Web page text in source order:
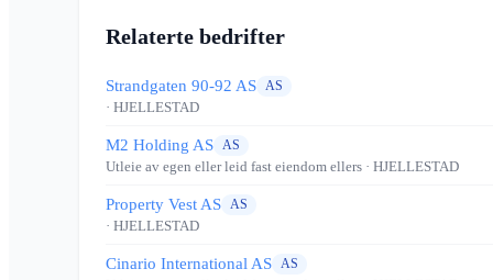
Relaterte bedrifter
Strandgaten 90-92 AS AS
· HJELLESTAD
M2 Holding AS AS
Utleie av egen eller leid fast eiendom ellers · HJELLESTAD
Property Vest AS AS
· HJELLESTAD
Cinario International AS AS